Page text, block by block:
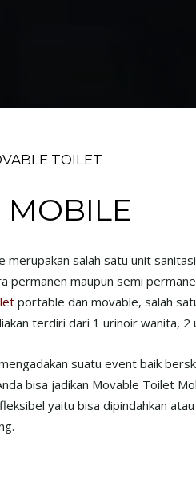
TOILET
MOBILE
merupakan salah satu unit
permanen maupun semi
portable dan movable, salah
terdiri dari 1 urinoir wanita,
suatu event baik
bisa jadikan Movable Toilet
yaitu bisa dipindahkan